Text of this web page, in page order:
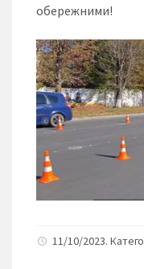
обережними!
11/10/2023.